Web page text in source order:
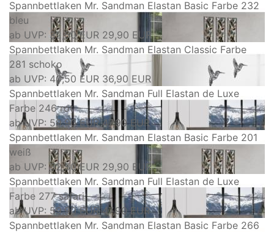
Spannbettlaken Mr. Sandman Elastan Basic Farbe 232
bleu
ab UVP: 32,50 EUR 29,90 EUR
Spannbettlaken Mr. Sandman Elastan Classic Farbe
281 schoko
ab UVP: 40,50 EUR 36,90 EUR
Spannbettlaken Mr. Sandman Full Elastan de Luxe
Farbe 246 rot
abUVP: 59,90 EUR 47,90 EUR
Spannbettlaken Mr. Sandman Elastan Basic Farbe 201
weiß
ab UVP: 32,50 EUR 29,90 EUR
Spannbettlaken Mr. Sandman Full Elastan de Luxe
Farbe 277 safari
abUVP: 59,90 EUR 47,90 EUR
Spannbettlaken Mr. Sandman Elastan Basic Farbe 266